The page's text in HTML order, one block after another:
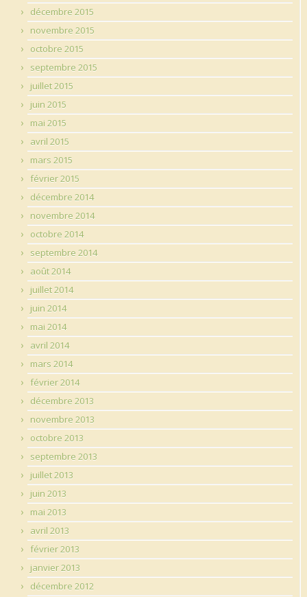
décembre 2015
novembre 2015
octobre 2015
septembre 2015
juillet 2015
juin 2015
mai 2015
avril 2015
mars 2015
février 2015
décembre 2014
novembre 2014
octobre 2014
septembre 2014
août 2014
juillet 2014
juin 2014
mai 2014
avril 2014
mars 2014
février 2014
décembre 2013
novembre 2013
octobre 2013
septembre 2013
juillet 2013
juin 2013
mai 2013
avril 2013
février 2013
janvier 2013
décembre 2012